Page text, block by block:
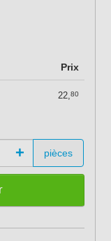
Prix
22,80
+ pièces